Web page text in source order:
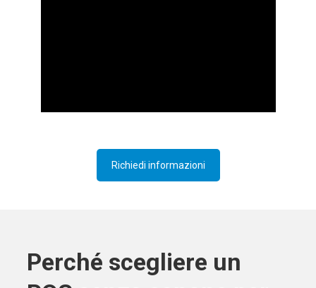
Richiedi informazioni
Perché scegliere un